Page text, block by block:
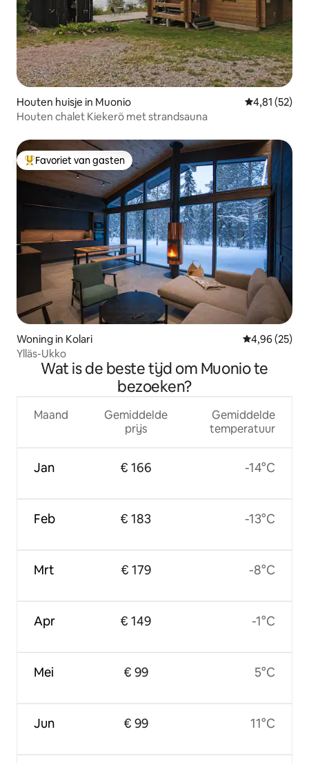
Houten huisje in Muonio Gemiddelde
4,81 (52)
Houten chalet Kiekerö met strandsauna
Topfavoriet van gasten
Favoriet van gasten
Woning in Kolari Gemiddelde
4,96 (25)
Ylläs-Ukko
Wat is de beste tijd om Muonio te
bezoeken?
Maand
Jan
Feb
Mrt
Apr
Mei
Jun
Gemiddelde
prijs
€ 166
€ 183
€ 179
€ 149
€ 99
€ 99
Gemiddelde
temperatuur
-14°C
-13°C
-8°C
-1°C
5°C
11°C